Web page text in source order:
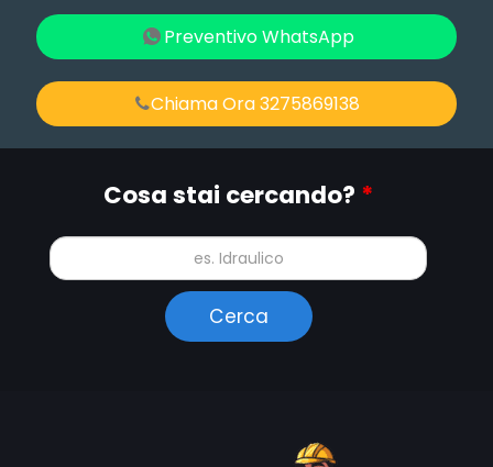
Preventivo WhatsApp
Chiama Ora 3275869138
Cosa stai cercando? *